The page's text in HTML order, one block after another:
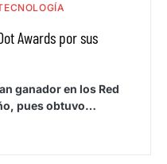
Awards por sus
ganador en los Red
pues obtuvo…